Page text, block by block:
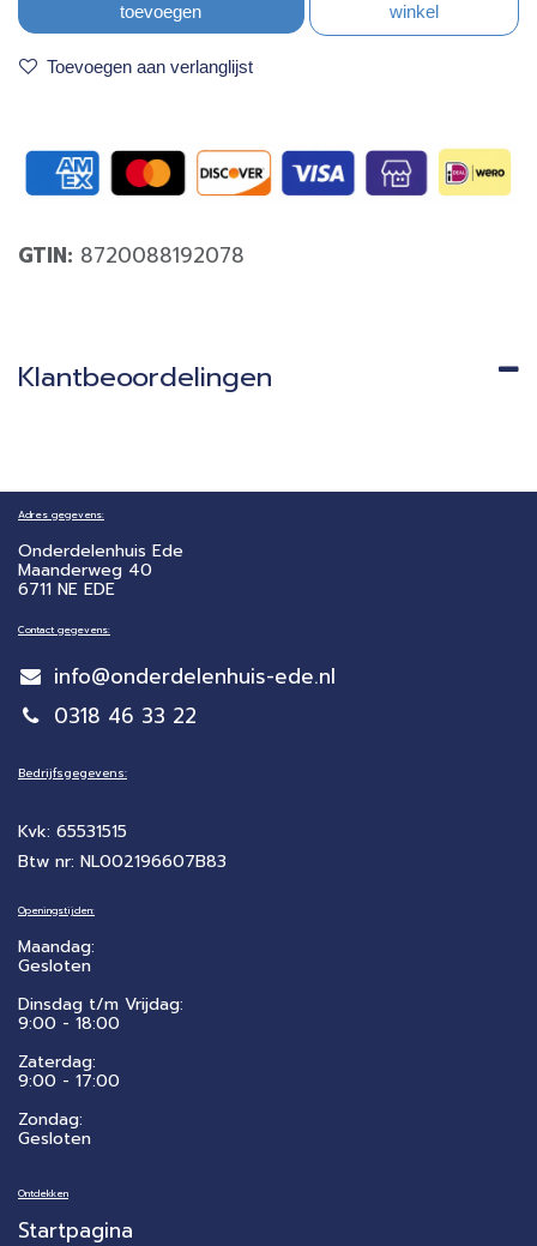
toevoegen
winkel
Toevoegen aan verlanglijst
GTIN: 8720088192078
Klantbeoordelingen
Adres gegevens:
Onderdelenhuis Ede
Maanderweg 40
6711 NE EDE
Contact gegevens:
info@onderdelenhuis-ede.nl
0318 46 33 22
Bedrijfsgegevens:
Kvk: 65531515
Btw nr: NL002196607B83
Openingstijden:
Maandag:
Gesloten
Dinsdag t/m Vrijdag:
9:00 - 18:00
Zaterdag:
​9:00 - 17:00
Zondag:
Gesloten
Ontdekken
Startpagina